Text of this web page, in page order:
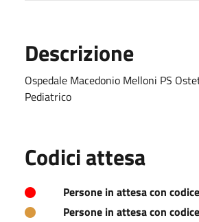
Descrizione
Ospedale Macedonio Melloni PS
Pediatrico
Codici attesa
Persone in attesa con
Persone in attesa con